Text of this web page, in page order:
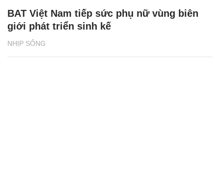
NHỊP SỐNG
BAT Việt Nam tiếp sức phụ nữ vùng biên
giới phát triển sinh kế